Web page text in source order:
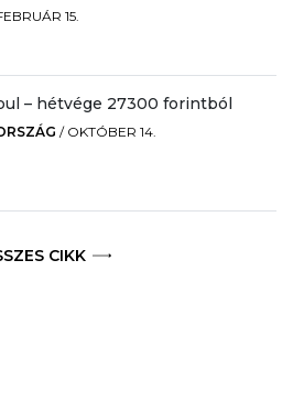
15.
– hétvége 27300 forintból
/ OKTÓBER 14.
CIKK